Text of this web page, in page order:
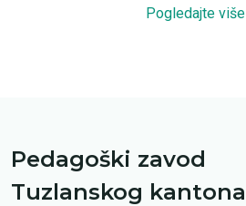
Pogledajte više
Pedagoški zavod
Tuzlanskog kantona